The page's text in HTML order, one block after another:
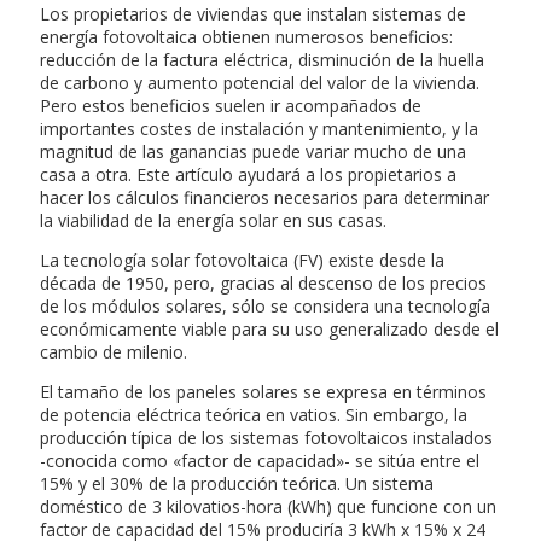
Los propietarios de viviendas que instalan sistemas de
energía fotovoltaica obtienen numerosos beneficios:
reducción de la factura eléctrica, disminución de la huella
de carbono y aumento potencial del valor de la vivienda.
Pero estos beneficios suelen ir acompañados de
importantes costes de instalación y mantenimiento, y la
magnitud de las ganancias puede variar mucho de una
casa a otra. Este artículo ayudará a los propietarios a
hacer los cálculos financieros necesarios para determinar
la viabilidad de la energía solar en sus casas.
La tecnología solar fotovoltaica (FV) existe desde la
década de 1950, pero, gracias al descenso de los precios
de los módulos solares, sólo se considera una tecnología
económicamente viable para su uso generalizado desde el
cambio de milenio.
El tamaño de los paneles solares se expresa en términos
de potencia eléctrica teórica en vatios. Sin embargo, la
producción típica de los sistemas fotovoltaicos instalados
-conocida como «factor de capacidad»- se sitúa entre el
15% y el 30% de la producción teórica. Un sistema
doméstico de 3 kilovatios-hora (kWh) que funcione con un
factor de capacidad del 15% produciría 3 kWh x 15% x 24